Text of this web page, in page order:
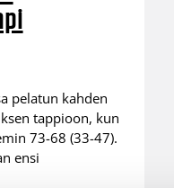
pelatun kahden
tappioon, kun
73-68 (33-47).
ensi